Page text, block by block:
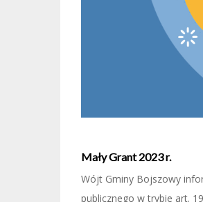
Mały Grant 2023 r.
Wójt Gminy Bojszowy
publicznego w trybie art.